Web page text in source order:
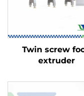
Twin screw
extruder